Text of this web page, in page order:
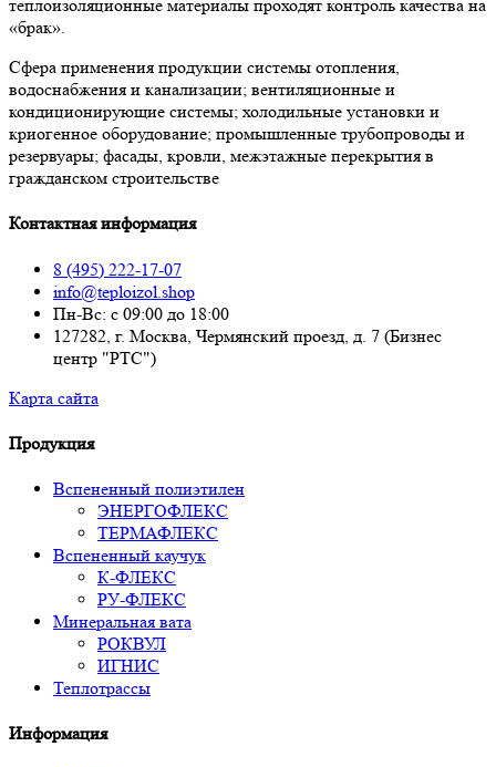
теплоизоляционные материалы проходят контроль качества на
«брак».
Сфера применения продукции системы отопления,
водоснабжения и канализации; вентиляционные и
кондиционирующие системы; холодильные установки и
криогенное оборудование; промышленные трубопроводы и
резервуары; фасады, кровли, межэтажные перекрытия в
гражданском строительстве
Контактная информация
8 (495) 222-17-07
info@teploizol.shop
Пн-Вс: с 09:00 до 18:00
127282, г. Москва, Чермянский проезд, д. 7 (Бизнес
центр "РТС")
Карта сайта
Продукция
Вспененный полиэтилен
ЭНЕРГОФЛЕКС
ТЕРМАФЛЕКС
Вспененный каучук
К-ФЛЕКС
РУ-ФЛЕКС
Минеральная вата
РОКВУЛ
ИГНИС
Теплотрассы
Информация